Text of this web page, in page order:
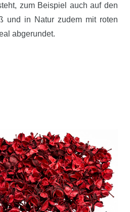
zum Beispiel auch auf den
und in Natur zudem mit roten
abgerundet.